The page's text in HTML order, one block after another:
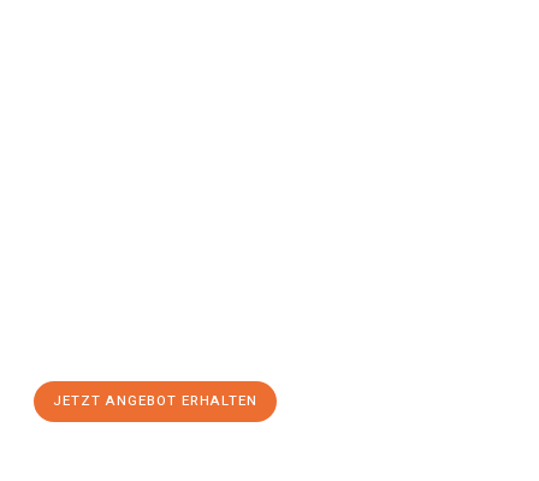
JETZT ANGEBOT ERHALTEN